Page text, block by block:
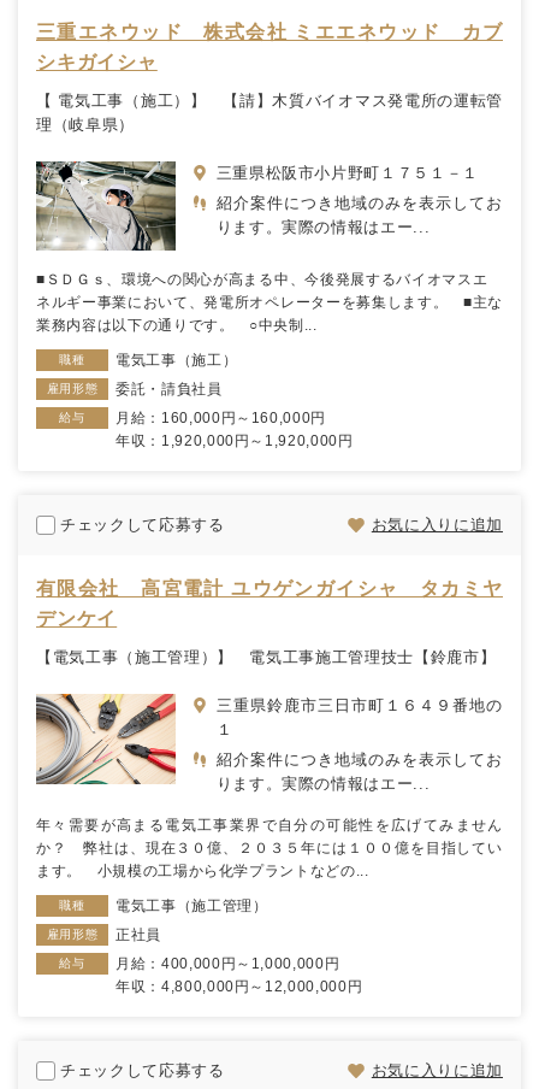
三重エネウッド 株式会社 ミエエネウッド カブ
シキガイシャ
【 電気工事（施工）】 【請】木質バイオマス発電所の運転管
理（岐阜県）
三重県松阪市小片野町１７５１－１
紹介案件につき地域のみを表示してお
ります。実際の情報はエー...
■ＳＤＧｓ、環境への関心が高まる中、今後発展するバイオマスエ
ネルギー事業において、発電所オペレーターを募集します。 ■主な
業務内容は以下の通りです。 ○中央制...
職種 電気工事（施工）
雇用形態 委託・請負社員
給与
月給：160,000円～160,000円
年収：1,920,000円～1,920,000円
チェックして応募する お気に入りに追加
有限会社 高宮電計 ユウゲンガイシャ タカミヤ
デンケイ
【電気工事（施工管理）】 電気工事施工管理技士【鈴鹿市】
三重県鈴鹿市三日市町１６４９番地の
１
紹介案件につき地域のみを表示してお
ります。実際の情報はエー...
年々需要が高まる電気工事業界で自分の可能性を広げてみません
か？ 弊社は、現在３０億、２０３５年には１００億を目指してい
ます。 小規模の工場から化学プラントなどの...
職種 電気工事（施工管理）
雇用形態 正社員
給与
月給：400,000円～1,000,000円
年収：4,800,000円～12,000,000円
チェックして応募する お気に入りに追加